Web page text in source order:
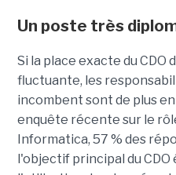
Un poste très
Si la place exacte du
fluctuante, les
incombent sont de plus
enquête récente sur le
Informatica, 57 % des
l'objectif principal du